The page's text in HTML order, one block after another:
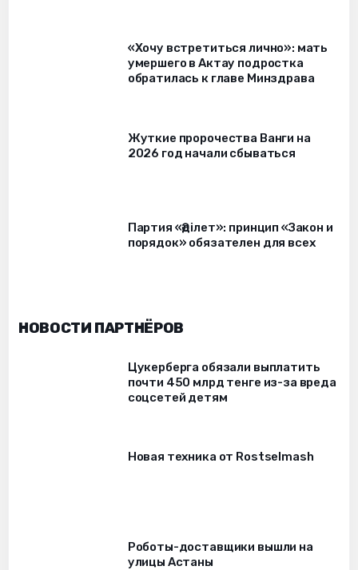
«Хочу встретиться лично»: мать
умершего в Актау подростка
обратилась к главе Минздрава
Жуткие пророчества Ванги на
2026 год начали сбываться
Партия «Әділет»: принцип «Закон и
порядок» обязателен для всех
НОВОСТИ ПАРТНЁРОВ
Цукерберга обязали выплатить
почти 450 млрд тенге из-за вреда
соцсетей детям
Новая техника от Rostselmash
Роботы-доставщики вышли на
улицы Астаны